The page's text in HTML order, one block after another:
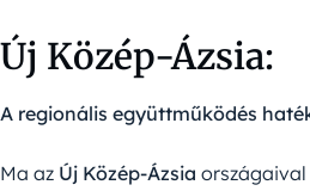
Új Közép-Ázsia:
A regionális együttműködés
Ma az Új Közép-Ázsia országaival